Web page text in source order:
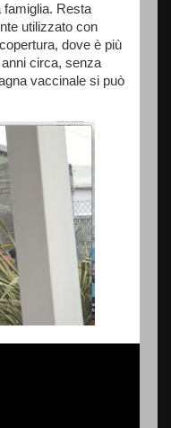
famiglia. Resta
utilizzato con
dove è più
anni circa, senza
vaccinale si può